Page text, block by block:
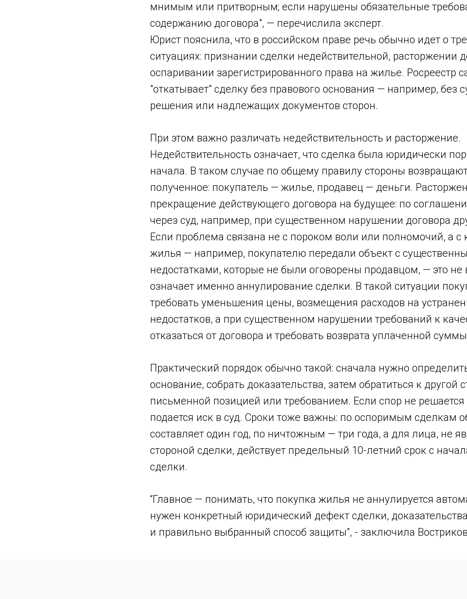
мнимым или притворным; если нарушены обязательные
содержанию договора", — перечислила эксперт.
Юрист пояснила, что в российском праве речь обычно идет о
ситуациях: признании сделки недействительной, расторжении
оспаривании зарегистрированного права на жилье. Росреестр
"откатывает" сделку без правового основания — например, без
решения или надлежащих документов сторон.
При этом важно различать недействительность и расторжение.
Недействительность означает, что сделка была юридически
начала. В таком случае по общему правилу стороны возвращают
полученное: покупатель — жилье, продавец — деньги.
прекращение действующего договора на будущее: по
через суд, например, при существенном нарушении договора
Если проблема связана не с пороком воли или полномочий, а с
жилья — например, покупателю передали объект с
недостатками, которые не были оговорены продавцом, — это не
означает именно аннулирование сделки. В такой ситуации
требовать уменьшения цены, возмещения расходов на
недостатков, а при существенном нарушении требований к
отказаться от договора и требовать возврата уплаченной
Практический порядок обычно такой: сначала нужно
основание, собрать доказательства, затем обратиться к другой
письменной позицией или требованием. Если спор не решается
подается иск в суд. Сроки тоже важны: по оспоримым сделкам
составляет один год, по ничтожным — три года, а для лица, не
стороной сделки, действует предельный 10-летний срок с
сделки.
“Главное — понимать, что покупка жилья не аннулируется
нужен конкретный юридический дефект сделки,
и правильно выбранный способ защиты”, - заключила